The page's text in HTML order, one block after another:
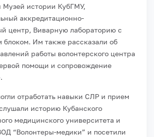
Музей истории КубГМУ,
аккредитационно-
центр, Виварную лабораторию с
Им также рассказали об
работы волонтерского центра
помощи и сопровождение
отработать навыки СЛР и прием
историю Кубанского
медицинского университета и
“Волонтеры-медики” и посетили